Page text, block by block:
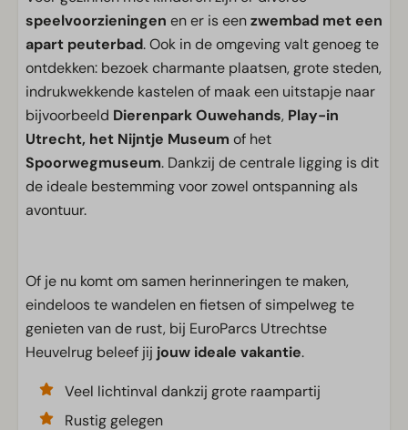
speelvoorzieningen en er is eenzwembad met een
apart peuterbad. Ook in de omgeving valt genoeg te
ontdekken: bezoek charmante plaatsen, grote steden,
indrukwekkende kastelen of maak een uitstapje naar
bijvoorbeeld Dierenpark Ouwehands, Play-in
Utrecht, het Nijntje Museum of het
Spoorwegmuseum. Dankzij de centrale ligging is dit
de ideale bestemming voor zowel ontspanning als
avontuur.
Of je nu komt om samen herinneringen te maken,
eindeloos te wandelen en fietsen of simpelweg te
genieten van de rust, bij EuroParcs Utrechtse
Heuvelrug beleef jij jouw ideale vakantie.
Veel lichtinval dankzij grote raampartij
Rustig gelegen